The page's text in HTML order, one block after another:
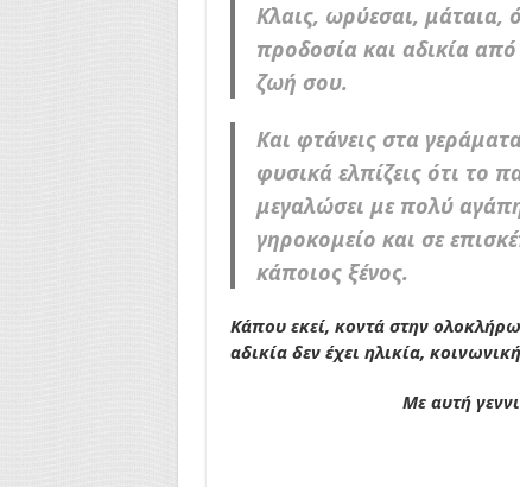
Κλαις, ωρύεσαι, μάταια,
προδοσία και αδικία
ζωή σου.
Και φτάνεις στα
φυσικά ελπίζεις ότι το
μεγαλώσει με πολύ
γηροκομείο και σε
κάποιος ξένος.
Κάπου εκεί, κοντά στην
αδικία δεν έχει ηλικία,
Με αυτή